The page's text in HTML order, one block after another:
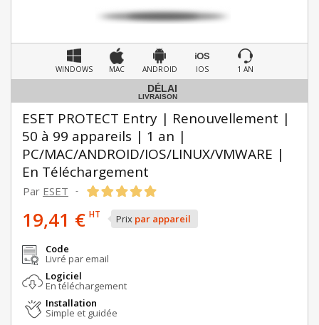
WINDOWS MAC ANDROID IOS 1 AN
DÉLAI
LIVRAISON
ESET PROTECT Entry | Renouvellement |
50 à 99 appareils | 1 an |
PC/MAC/ANDROID/IOS/LINUX/VMWARE |
En Téléchargement
Par ESET -
19,41 € HT Prix par appareil
Code
Livré par email
Logiciel
En téléchargement
Installation
Simple et guidée